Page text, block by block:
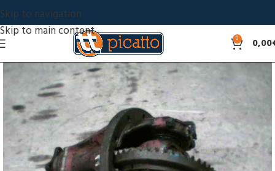
Skip to navigation
Skip to main content
0 0,00